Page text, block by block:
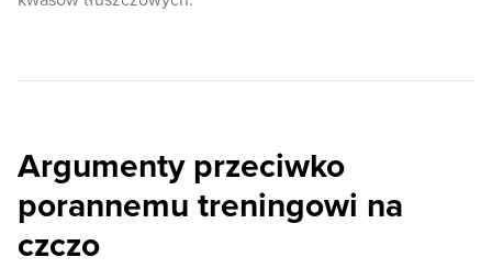
Argumenty przeciwko
porannemu treningowi na
czczo